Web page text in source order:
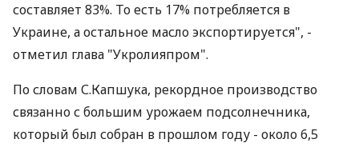
составляет 83%. То есть 17% потребляется в
Украине, а остальное масло экспортируется", -
отметил глава "Укролияпром".
По словам С.Капшука, рекордное производство
связанно с большим урожаем подсолнечника,
который был собран в прошлом году - около 6,5